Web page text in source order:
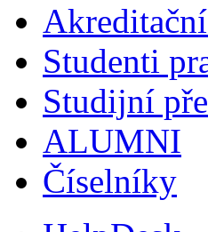
Studenti
Studijní
ALUMNI
Číselníky